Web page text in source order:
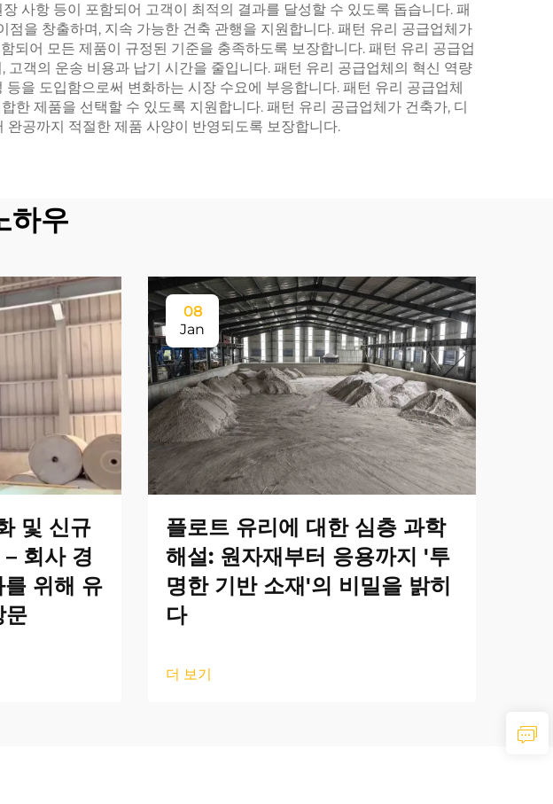
사항 등이 포함되어 고객이 최적의 결과를 달성할 수 있도록 돕습니다. 패
을 창출하며, 지속 가능한 건축 관행을 지원합니다. 패턴 유리 공급업체가
되어 모든 제품이 규정된 기준을 충족하도록 보장합니다. 패턴 유리 공급업
객의 운송 비용과 납기 시간을 줄입니다. 패턴 유리 공급업체의 혁신 역량
을 도입함으로써 변화하는 시장 수요에 부응합니다. 패턴 유리 공급업체
한 제품을 선택할 수 있도록 지원합니다. 패턴 유리 공급업체가 건축가, 디
공까지 적절한 제품 사양이 반영되도록 보장합니다.
하우
및 신규
회사 경
위해 유
문
08
Jan
플로트 유리에 대한 심층 과학
해설: 원자재부터 응용까지 '투
명한 기반 소재'의 비밀을 밝히
다
더 보기